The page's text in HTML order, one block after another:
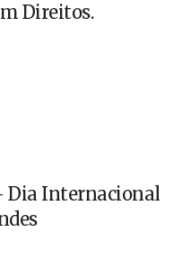
Direitos.
Dia Internacional